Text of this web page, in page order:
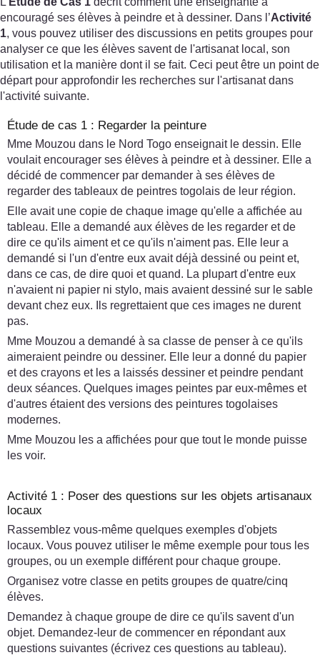
encouragé ses élèves à peindre et à dessiner. Dans l’Activité
1, vous pouvez utiliser des discussions en petits groupes pour
analyser ce que les élèves savent de l'artisanat local, son
utilisation et la manière dont il se fait. Ceci peut être un point de
départ pour approfondir les recherches sur l'artisanat dans
l'activité suivante.
Étude de cas 1 : Regarder la peinture
Mme Mouzou dans le Nord Togo enseignait le dessin. Elle
voulait encourager ses élèves à peindre et à dessiner. Elle a
décidé de commencer par demander à ses élèves de
regarder des tableaux de peintres togolais de leur région.
Elle avait une copie de chaque image qu'elle a affichée au
tableau. Elle a demandé aux élèves de les regarder et de
dire ce qu'ils aiment et ce qu'ils n'aiment pas. Elle leur a
demandé si l'un d'entre eux avait déjà dessiné ou peint et,
dans ce cas, de dire quoi et quand. La plupart d'entre eux
n'avaient ni papier ni stylo, mais avaient dessiné sur le sable
devant chez eux. Ils regrettaient que ces images ne durent
pas.
Mme Mouzou a demandé à sa classe de penser à ce qu'ils
aimeraient peindre ou dessiner. Elle leur a donné du papier
et des crayons et les a laissés dessiner et peindre pendant
deux séances. Quelques images peintes par eux-mêmes et
d'autres étaient des versions des peintures togolaises
modernes.
Mme Mouzou les a affichées pour que tout le monde puisse
les voir.
Activité 1 : Poser des questions sur les objets artisanaux
locaux
Rassemblez vous-même quelques exemples d'objets
locaux. Vous pouvez utiliser le même exemple pour tous les
groupes, ou un exemple différent pour chaque groupe.
Organisez votre classe en petits groupes de quatre/cinq
élèves.
Demandez à chaque groupe de dire ce qu'ils savent d'un
objet. Demandez-leur de commencer en répondant aux
questions suivantes (écrivez ces questions au tableau).